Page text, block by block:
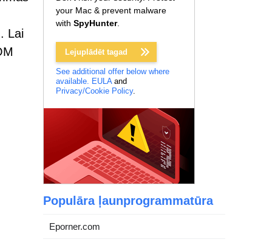
Lai
your Mac & prevent malware
with SpyHunter.
Lejuplādēt tagad
See additional offer below where
available. EULAand
Privacy/Cookie Policy.
Populāra ļaunprogrammatūra
Eporner.com